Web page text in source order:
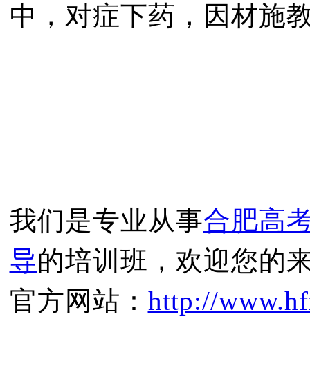
中，对症下药，因材施
我们是专业从事合肥高
导的培训班，欢迎您的
官方网站： http://